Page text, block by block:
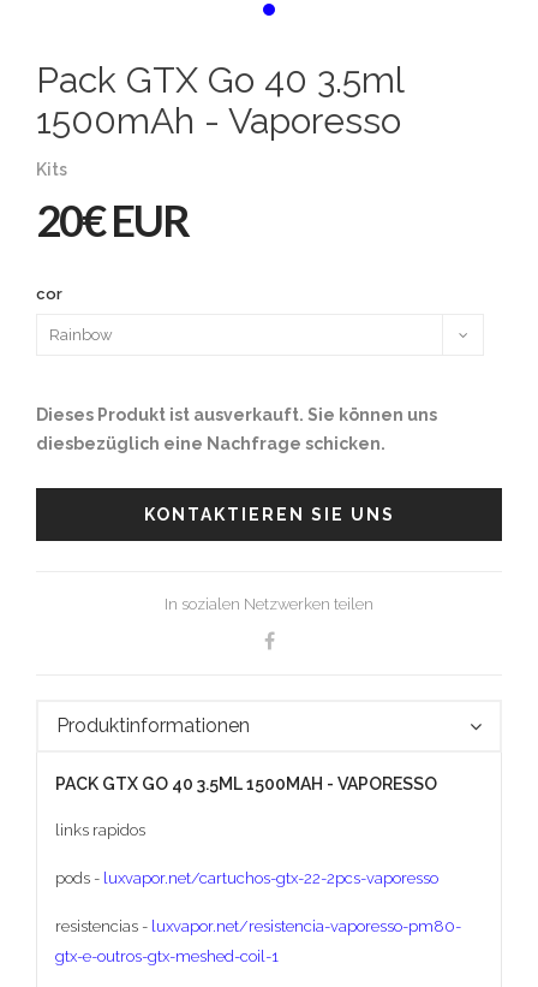
Pack GTX Go 40 3.5ml
1500mAh - Vaporesso
Kits
20€ EUR
cor
Dieses Produkt ist ausverkauft. Sie können uns
diesbezüglich eine Nachfrage schicken.
KONTAKTIEREN SIE UNS
In sozialen Netzwerken teilen
Produktinformationen
PACK GTX GO 40 3.5ML 1500MAH - VAPORESSO
links rapidos
pods - luxvapor.net/cartuchos-gtx-22-2pcs-vaporesso
resistencias - luxvapor.net/resistencia-vaporesso-pm80-
gtx-e-outros-gtx-meshed-coil-1